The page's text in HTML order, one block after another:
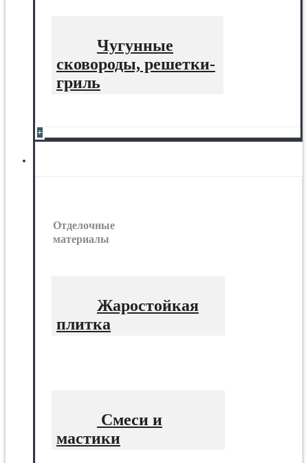
Чугунные
сковороды, решетки-
гриль
+
Отделочные
материалы
Жаростойкая
плитка
Смеси и
мастики